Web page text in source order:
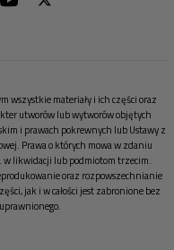
wszystkie materiały i ich części oraz
utworów lub wytworów objętych
i prawach pokrewnych lub Ustawy z
Prawa o których mowa w zdaniu
w likwidacji lub podmiotom trzecim.
oraz rozpowszechnianie
jak i w całości jest zabronione bez